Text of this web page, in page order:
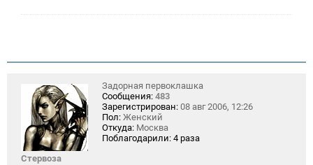
Стервоза
Задорная первоклашка
Сообщения: 483
Зарегистрирован: 08 авг 2006, 12:26
Пол: Женский
Откуда: Москва
Поблагодарили: 4 раза